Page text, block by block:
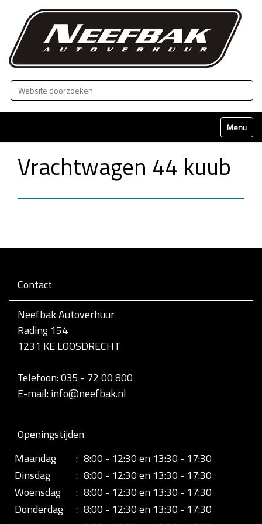
Zoek
Klap
Vrachtwagen 44 kuub
Contact
Neefbak Autoverhuur
Rading 154
1231 KE LOOSDRECHT
Telefoon: 035 - 72 00 800
E-mail: info@neefbak.nl
Openingstijden
Maandag
: 8:00 - 12:30 en 13:30 - 17:30
Dinsdag
: 8:00 - 12:30 en 13:30 - 17:30
Woensdag
: 8:00 - 12:30 en 13:30 - 17:30
Donderdag
: 8:00 - 12:30 en 13:30 - 17:30